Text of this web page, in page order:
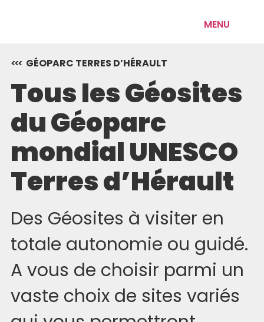
MENU
GÉOPARC TERRES D’HÉRAULT
Tous les Géosites
du Géoparc
mondial UNESCO
Terres d’Hérault
Des Géosites à visiter en
totale autonomie ou guidé.
A vous de choisir parmi un
vaste choix de sites variés